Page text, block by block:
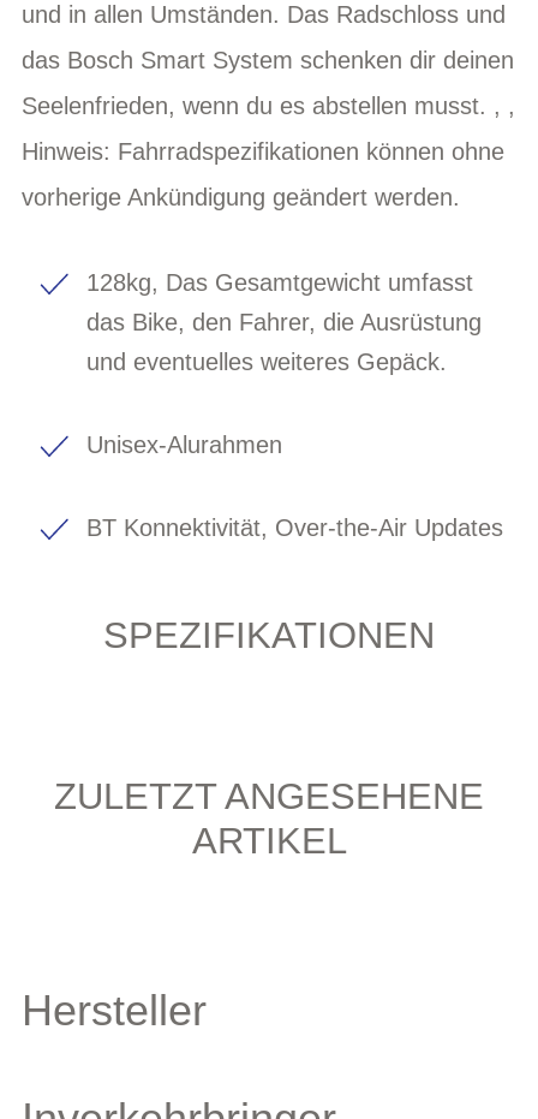
und in allen Umständen. Das Radschloss und
das Bosch Smart System schenken dir deinen
Seelenfrieden, wenn du es abstellen musst. , ,
Hinweis: Fahrradspezifikationen können ohne
vorherige Ankündigung geändert werden.
128kg, Das Gesamtgewicht umfasst
das Bike, den Fahrer, die Ausrüstung
und eventuelles weiteres Gepäck.
Unisex-Alurahmen
BT Konnektivität, Over-the-Air Updates
SPEZIFIKATIONEN
ZULETZT ANGESEHENE
ARTIKEL
Hersteller